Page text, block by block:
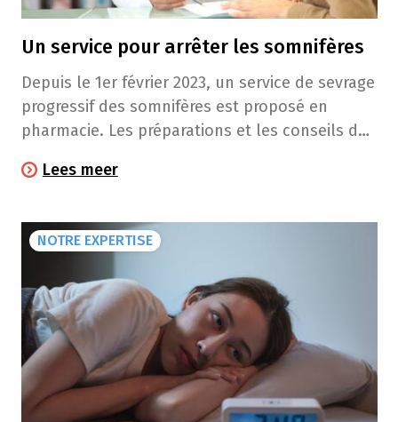
Un service pour arrêter les somnifères
Depuis le 1er février 2023, un service de sevrage
progressif des somnifères est proposé en
pharmacie. Les préparations et les conseils de
Lees meer
NOTRE EXPERTISE